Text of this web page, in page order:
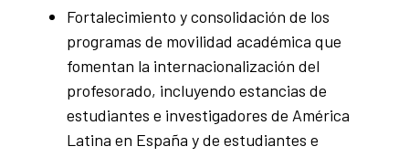
Fortalecimiento y consolidación de los
programas de movilidad académica que
fomentan la internacionalización del
profesorado, incluyendo estancias de
estudiantes e investigadores de América
Latina en España y de estudiantes e